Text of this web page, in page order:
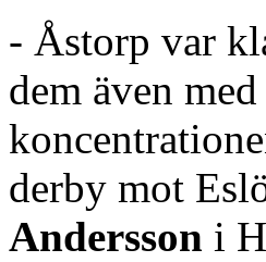
- Åstorp var
dem även
derby mot
Andersson i